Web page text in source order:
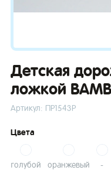
Детская
ложкой
Артикул: ПР1543Р
Цвета
голубой оранжевый -